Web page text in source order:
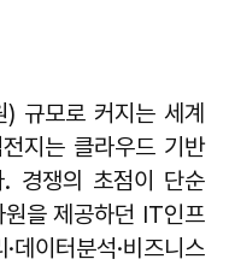
규모로 커지는 세계
지는 클라우드 기반
경쟁의 초점이 단순
원을 제공하던 IT인프
이터분석·비즈니스